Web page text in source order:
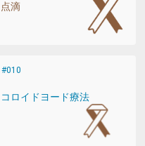
点滴
コロイドヨード療法